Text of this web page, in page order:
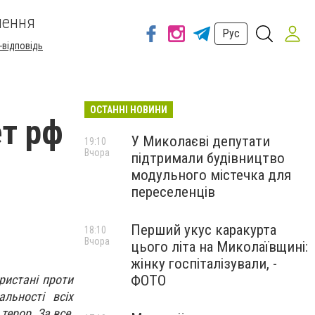
Рус
рф
проти
всіх
ОСТАННІ НОВИНИ
У Миколаєві депутати
підтримали будівництво
модульного містечка для
переселенців
19:10
Вчора
Перший укус каракурта
цього літа на Миколаївщині:
жінку госпіталізували, -
ФОТО
18:10
Вчора